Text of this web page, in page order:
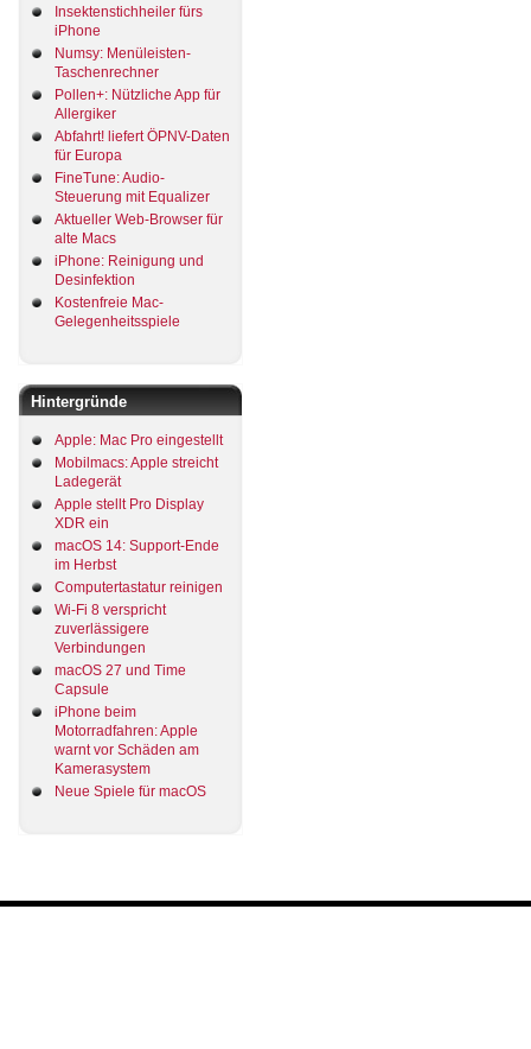
Insektenstichheiler fürs
iPhone
Numsy: Menüleisten-
Taschenrechner
Pollen+: Nützliche App für
Allergiker
Abfahrt! liefert ÖPNV-Daten
für Europa
FineTune: Audio-
Steuerung mit Equalizer
Aktueller Web-Browser für
alte Macs
iPhone: Reinigung und
Desinfektion
Kostenfreie Mac-
Gelegenheitsspiele
Hintergründe
Apple: Mac Pro eingestellt
Mobilmacs: Apple streicht
Ladegerät
Apple stellt Pro Display
XDR ein
macOS 14: Support-Ende
im Herbst
Computertastatur reinigen
Wi-Fi 8 verspricht
zuverlässigere
Verbindungen
macOS 27 und Time
Capsule
iPhone beim
Motorradfahren: Apple
warnt vor Schäden am
Kamerasystem
Neue Spiele für macOS